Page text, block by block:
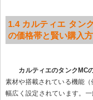
1.4 カルティエ タン
の価格帯と賢い購入
カルティエのタンクMC
素材や搭載されている機能
幅広く設定されています。